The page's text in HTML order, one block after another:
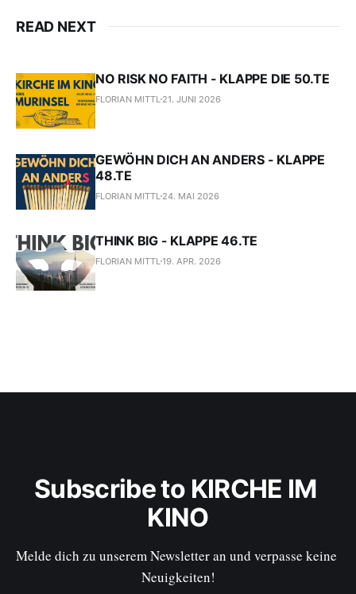
READ NEXT
NO RISK NO FAITH - KLAPPE DIE 50.TE
FLORIAN MITTL 21. JUNI 2026
GEWÖHN DICH AN ANDERS - KLAPPE
48.TE
FLORIAN MITTL 24. MAI 2026
THINK BIG - KLAPPE 46.TE
FLORIAN MITTL 19. APR. 2026
Subscribe to KIRCHE IM
KINO
Melde dich zu unserem Newsletter an und verpasse keine
Neuigkeiten!